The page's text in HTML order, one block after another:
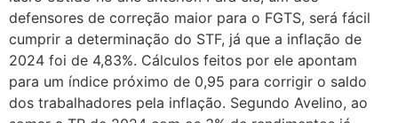
defensores de correção maior para o FGTS, será fácil
cumprir a determinação do STF, já que a inflação de
2024 foi de 4,83%. Cálculos feitos por ele apontam
para um índice próximo de 0,95 para corrigir o saldo
dos trabalhadores pela inflação. Segundo Avelino, ao